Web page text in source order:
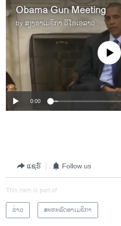
Obama Gun Meeting
by ສຽງອາເມຣິກາ ວີໂອເອລາວ
No media source
0:00
ແຊຣ໌ Follow us
This item is part of
ຂ່າວ
ສະຫະລັດອາເມຣິກາ